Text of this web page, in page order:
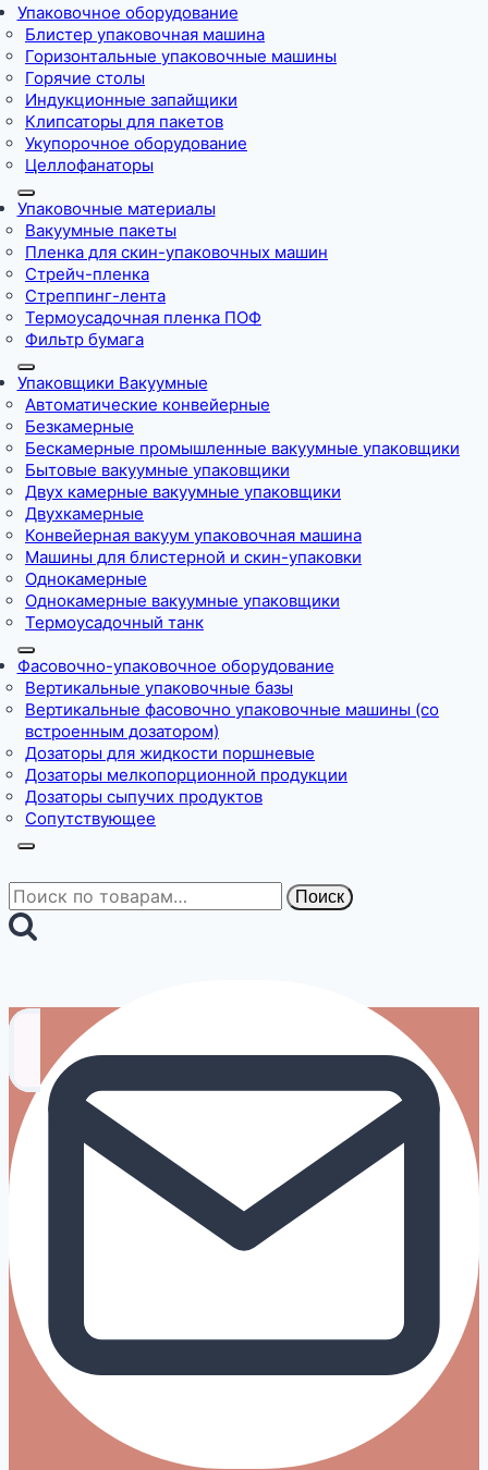
Упаковочное оборудование
Блистер упаковочная машина
Горизонтальные упаковочные машины
Горячие столы
Индукционные запайщики
Клипсаторы для пакетов
Укупорочное оборудование
Целлофанаторы
Упаковочные материалы
Вакуумные пакеты
Пленка для скин-упаковочных машин
Стрейч-пленка
Стреппинг-лента
Термоусадочная пленка ПОФ
Фильтр бумага
Упаковщики Вакуумные
Автоматические конвейерные
Безкамерные
Бескамерные промышленные вакуумные упаковщики
Бытовые вакуумные упаковщики
Двух камерные вакуумные упаковщики
Двухкамерные
Конвейерная вакуум упаковочная машина
Машины для блистерной и скин-упаковки
Однокамерные
Однокамерные вакуумные упаковщики
Термоусадочный танк
Фасовочно-упаковочное оборудование
Вертикальные упаковочные базы
Вертикальные фасовочно упаковочные машины (со
встроенным дозатором)
Дозаторы для жидкости поршневые
Дозаторы мелкопорционной продукции
Дозаторы сыпучих продуктов
Сопутствующее
Искать: Поиск